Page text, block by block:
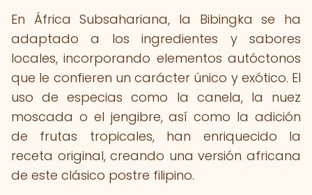
En África Subsahariana, la Bibingka se ha
adaptado a los ingredientes y sabores
locales, incorporando elementos autóctonos
que le confieren un carácter único y exótico. El
uso de especias como la canela, la nuez
moscada o el jengibre, así como la adición
de frutas tropicales, han enriquecido la
receta original, creando una versión africana
de este clásico postre filipino.